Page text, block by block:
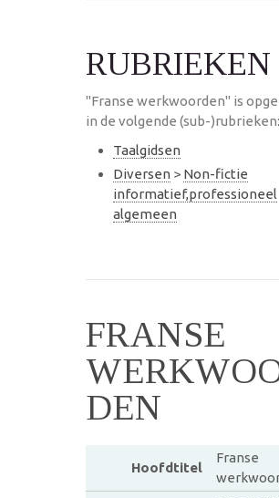
RUBRIEKEN
"Franse werkwoorden" is
in de volgende (sub-)rubrieken:
Taalgidsen
Diversen > Non-fictie
informatief,professioneel
algemeen
FRANSE
DEN
Hoofdtitel
Franse